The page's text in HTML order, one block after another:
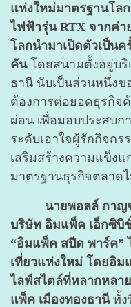
แห่งใหม่มาตรฐานโล
ไฟฟ้ารุ่น RTX จากค่
โลกนำมาเปิดตัวเป็นค
คันโดยสนามตั้งอยู่บริ
ธานี นับเป็นส่วนหนึ่ง
ต้องการต่อยอดธุรกิจ
ผ่อน เพื่อมอบประสบ
ระดับเอาใจผู้รักกิจกร
เสริมสร้างความแข็ง
มาตรฐานธุรกิจตลาด
นายพอลล์ กาญ
บริษัท อิมแพ็ค เอ็กซิบิ
“อิมแพ็ค สปีด พาร์ค”
เที่ยวแห่งใหม่ โดยอิม
ไลฟ์สไตล์ที่หลากหลา
แพ็ค เมืองทองธานีทั้ง